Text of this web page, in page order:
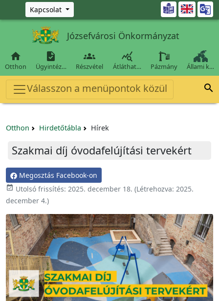
Ugrás a fő tartalomra
Kapcsolat 
Józsefvárosi Önkormányzat

Otthon

Ügyintéz…

Részvétel

Átláthat… Pázmány Állami k…
Válasszon a menüpontok közül 
Otthon Hirdetőtábla Hírek
Szakmai díj óvodafelújítási tervekért
Megosztás Facebook-on
 Utolsó frissítés: 2025. december 18. (Létrehozva: 2025.
december 4.)